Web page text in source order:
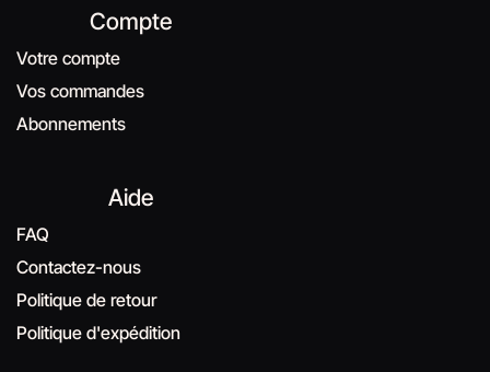
Aide
FAQ
Contactez-nous
Politique de retour
Politique d'expédition
Compte
Votre compte
Vos commandes
Abonnements